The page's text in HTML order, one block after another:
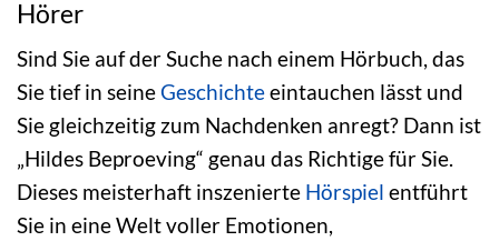
Hörer
Sind Sie auf der Suche nach einem Hörbuch, das
Sie tief in seineGeschichteeintauchen lässt und
Sie gleichzeitig zum Nachdenken anregt? Dann ist
„Hildes Beproeving“ genau das Richtige für Sie.
Dieses meisterhaft inszenierte Hörspiel entführt
Sie in eine Welt voller Emotionen,